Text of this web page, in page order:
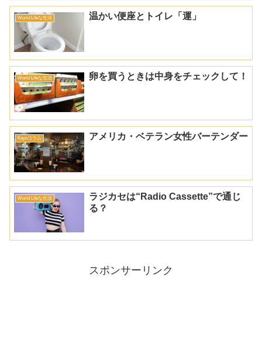
World Lifeな生活 温かい便座とトイレ「運」
World Lifeな生活 卵を買うときは中身をチェックして！
Kayoコラム アメリカ・ベテラン女性バーテンダー
World Lifeな生活
ラジカセは“Radio Cassette”で通じ
る？
スポンサーリンク